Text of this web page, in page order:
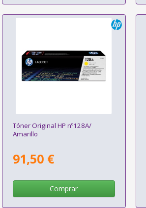
Tóner Original HP nº128A/
Amarillo
91,50 €
Comprar